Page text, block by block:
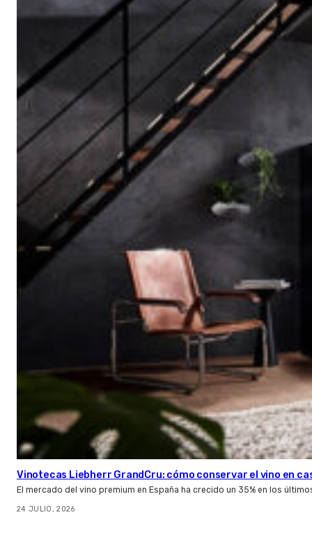
Vinotecas Liebherr GrandCru: cómo conservar el vino en
El mercado del vino premium en España ha crecido un 35% en los
24 JULIO, 2026